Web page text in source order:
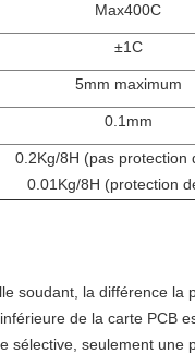
Max400C
±1C
5mm maximum
0.1mm
0.2Kg/8H (pas protection
0.01Kg/8H (protection
soudant, la différence la
de la carte PCB
sélective, seulement une